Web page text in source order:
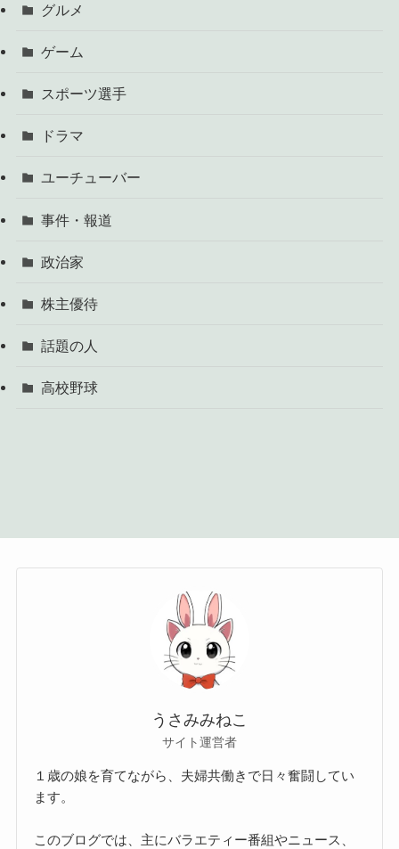
グルメ
ゲーム
スポーツ選手
ドラマ
ユーチューバー
事件・報道
政治家
株主優待
話題の人
高校野球
うさみみねこ
サイト運営者
１歳の娘を育てながら、夫婦共働きで日々奮闘してい
ます。
このブログでは、主にバラエティー番組やニュース、